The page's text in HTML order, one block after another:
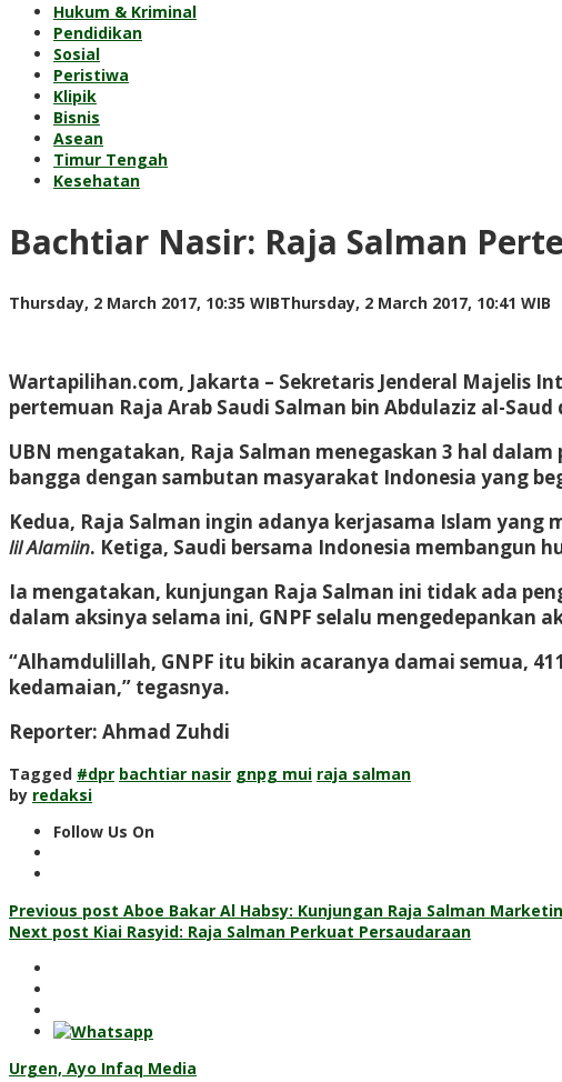
Hukum & Kriminal
Pendidikan
Sosial
Peristiwa
Klipik
Bisnis
Asean
Timur Tengah
Kesehatan
Bachtiar Nasir: Raja Salman
Thursday, 2 March 2017, 10:35 WIBThursday, 2 March 2017, 10:41 WIB
Wartapilihan.com, Jakarta – Sekretaris Jenderal Majelis
pertemuan Raja Arab Saudi Salman bin Abdulaziz al-
UBN mengatakan, Raja Salman menegaskan 3 hal
bangga dengan sambutan masyarakat Indonesia yang
Kedua, Raja Salman ingin adanya kerjasama Islam
lil Alamiin. Ketiga, Saudi bersama Indonesia membangun
Ia mengatakan, kunjungan Raja Salman ini tidak ada
dalam aksinya selama ini, GNPF selalu mengedepankan
“Alhamdulillah, GNPF itu bikin acaranya damai semua,
kedamaian,” tegasnya.
Reporter: Ahmad Zuhdi
Tagged #dpr bachtiar nasir gnpg mui raja salman
by redaksi
Follow Us On
Post
navigation
Previous post Aboe Bakar Al Habsy: Kunjungan Raja Salman
Next post Kiai Rasyid: Raja Salman Perkuat Persaudaraan
Urgen, Ayo Infaq Media